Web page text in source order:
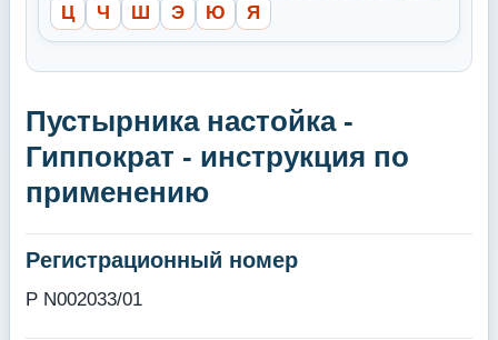
Ц
Ч Ш Э Ю Я
Пустырника настойка -
Гиппократ - инструкция по
применению
Регистрационный номер
Р N002033/01